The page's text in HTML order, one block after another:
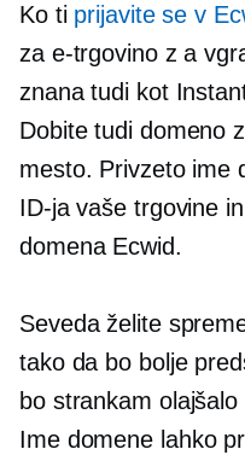
Ko ti prijavite se v
za e-trgovino z a
znana tudi kot
Dobite tudi domeno
mesto. Privzeto ime
ID-ja vaše trgovine
domena Ecwid.
Seveda želite
tako da bo bolje
bo strankam
Ime domene lahko